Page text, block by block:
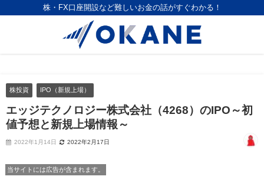
株・FX口座開設など難しいお金の話がすぐわかる！
株投資 IPO（新規上場）
エッジテクノロジー株式会社（4268）のIPO～初
値予想と新規上場情報～
2022年1月14日 2022年2月17日
当サイトには広告が含まれます。